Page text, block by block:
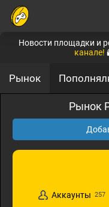
Новости площадки и
канале!
Рынок
Рынок
Аккаунты 257